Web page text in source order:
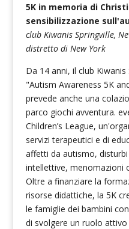
5K in memoria di
sensibilizzazione
club Kiwanis Springville,
distretto di New York
Da 14 anni, il club
"Autism Awareness 5K
prevede anche una
parco giochi avventura.
Children’s League,
servizi terapeutici e di
affetti da autismo,
intellettive, menomazioni
Oltre a finanziare la
risorse didattiche, la 5K
le famiglie dei bambini
di svolgere un ruolo